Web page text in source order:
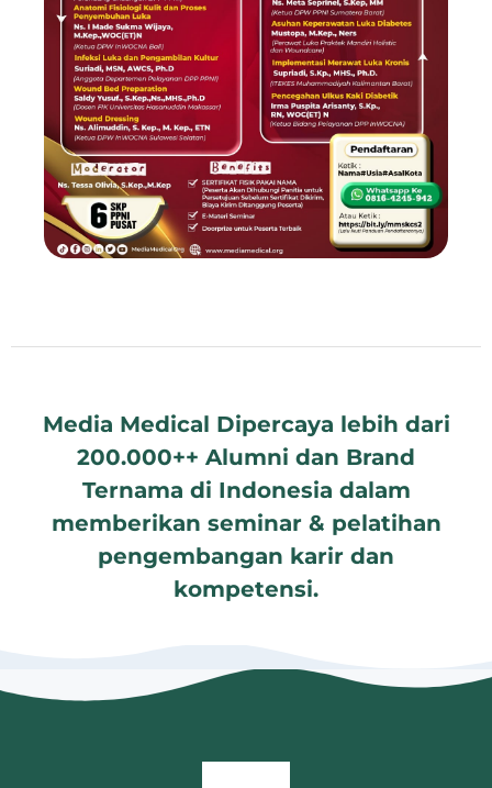
Media Medical Dipercaya lebih dari
200.000++ Alumni dan Brand
Ternama di Indonesia dalam
memberikan seminar & pelatihan
pengembangan karir dan
kompetensi.